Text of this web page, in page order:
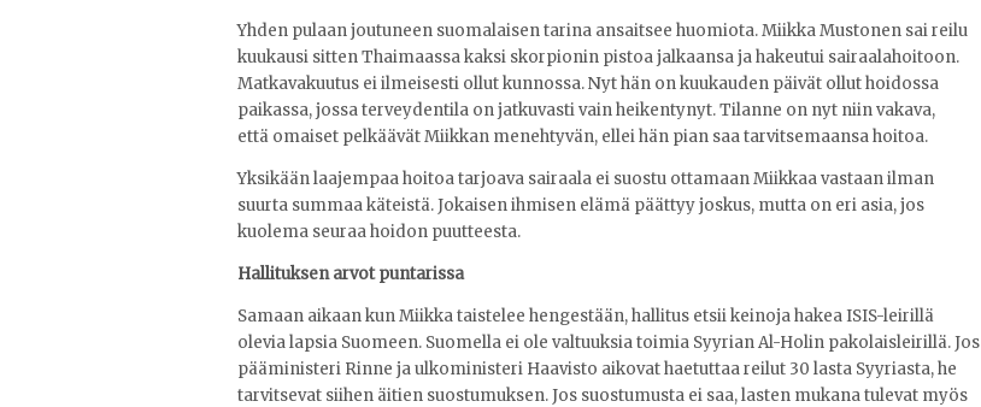
Yhden pulaan joutuneen suomalaisen tarina ansaitsee huomiota. Miikka Mustonen sai reilu
kuukausi sitten Thaimaassa kaksi skorpionin pistoa jalkaansa ja hakeutui sairaalahoitoon.
Matkavakuutus ei ilmeisesti ollut kunnossa. Nyt hän on kuukauden päivät ollut hoidossa
paikassa, jossa terveydentila on jatkuvasti vain heikentynyt. Tilanne on nyt niin vakava,
että omaiset pelkäävät Miikkan menehtyvän, ellei hän pian saa tarvitsemaansa hoitoa.
Yksikään laajempaa hoitoa tarjoava sairaala ei suostu ottamaan Miikkaa vastaan ilman
suurta summaa käteistä. Jokaisen ihmisen elämä päättyy joskus, mutta on eri asia, jos
kuolema seuraa hoidon puutteesta.
Hallituksen arvot puntarissa
Samaan aikaan kun Miikka taistelee hengestään, hallitus etsii keinoja hakea ISIS-leirillä
olevia lapsia Suomeen. Suomella ei ole valtuuksia toimia Syyrian Al-Holin pakolaisleirillä. Jos
pääministeri Rinne ja ulkoministeri Haavisto aikovat haetuttaa reilut 30 lasta Syyriasta, he
tarvitsevat siihen äitien suostumuksen. Jos suostumusta ei saa, lasten mukana tulevat myös